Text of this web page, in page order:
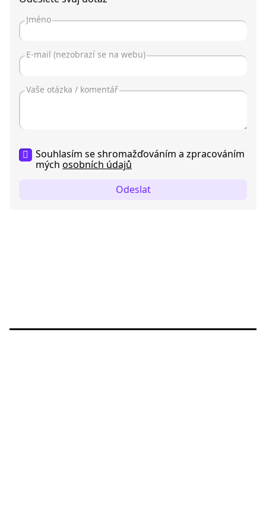
Souhlasím se shromažďováním a zpracováním
mých osobních údajů
Odeslat